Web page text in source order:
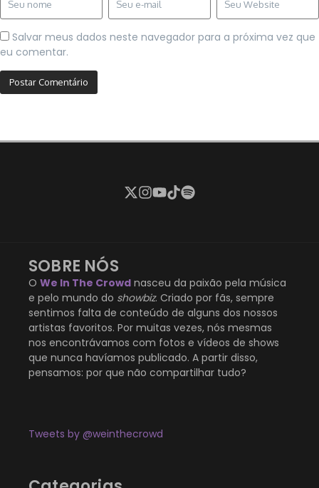
Salvar meus dados neste navegador para a próxima vez que
eu comentar.
SOBRE NÓS
O We In The Crowd nasceu da paixão pela música
e pelo mundo do showbiz. Criado por fãs, sempre
sentimos falta de conteúdo de alguns dos nossos
artistas favoritos. Por muitas vezes, nós mesmas
nos encontrávamos com fotos e vídeos de shows
que nunca havíamos publicado. A partir disso,
pensamos: por que não compartilhar tudo?
Tweets by @weinthecrowd